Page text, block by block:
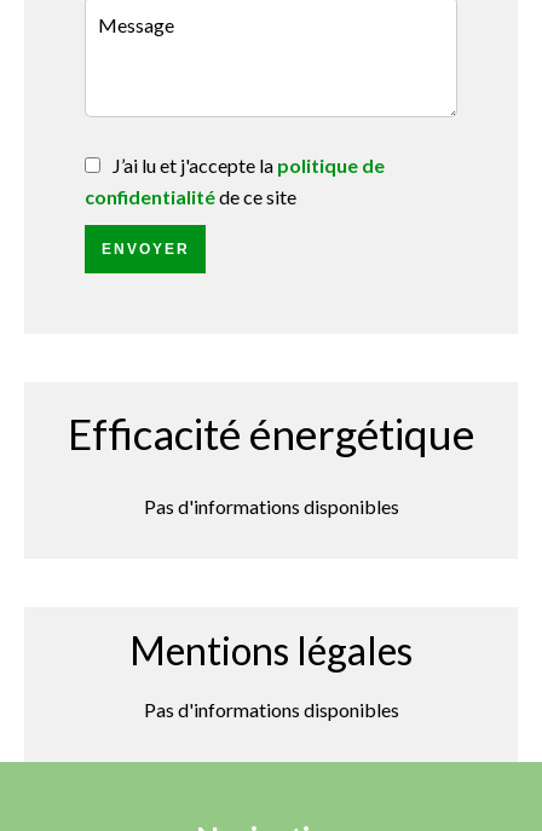
J’ai lu et j'accepte la politique de
confidentialitéde ce site
ENVOYER
Efficacité énergétique
Pas d'informations disponibles
Mentions légales
Pas d'informations disponibles